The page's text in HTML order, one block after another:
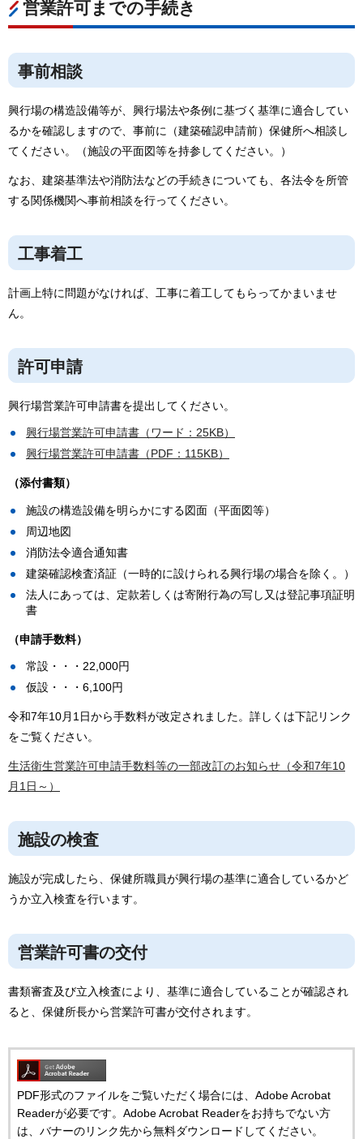
営業許可までの手続き
事前相談
興行場の構造設備等が、興行場法や条例に基づく基準に適合してい
るかを確認しますので、事前に（建築確認申請前）保健所へ相談し
てください。（施設の平面図等を持参してください。）
なお、建築基準法や消防法などの手続きについても、各法令を所管
する関係機関へ事前相談を行ってください。
工事着工
計画上特に問題がなければ、工事に着工してもらってかまいませ
ん。
許可申請
興行場営業許可申請書を提出してください。
興行場営業許可申請書（ワード：25KB）
興行場営業許可申請書（PDF：115KB）
（添付書類）
施設の構造設備を明らかにする図面（平面図等）
周辺地図
消防法令適合通知書
建築確認検査済証（一時的に設けられる興行場の場合を除く。）
法人にあっては、定款若しくは寄附行為の写し又は登記事項証明
書
（申請手数料）
常設・・・22,000円
仮設・・・6,100円
令和7年10月1日から手数料が改定されました。詳しくは下記リンク
をご覧ください。
生活衛生営業許可申請手数料等の一部改訂のお知らせ（令和7年10
月1日～）
施設の検査
施設が完成したら、保健所職員が興行場の基準に適合しているかど
うか立入検査を行います。
営業許可書の交付
書類審査及び立入検査により、基準に適合していることが確認され
ると、保健所長から営業許可書が交付されます。
PDF形式のファイルをご覧いただく場合には、Adobe Acrobat
Readerが必要です。Adobe Acrobat Readerをお持ちでない方
は、バナーのリンク先から無料ダウンロードしてください。